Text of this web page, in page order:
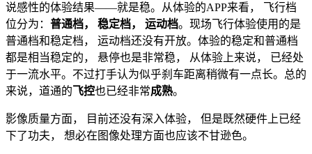
说感性的体验结果——就是稳。从体验的APP来看， 飞行档
位分为： 普通档， 稳定档， 运动档。现场飞行体验使用的是
普通档和稳定档， 运动档还没有开放。体验的稳定和普通档
都是相当稳定的， 悬停也是非常稳， 从体验上来说， 已经处
于一流水平。不过打手认为似乎刹车距离稍微有一点长。总的
来说，道通的飞控也已经非常成熟。
影像质量方面， 目前还没有深入体验， 但是既然硬件上已经
下了功夫， 想必在图像处理方面也应该不甘逊色。